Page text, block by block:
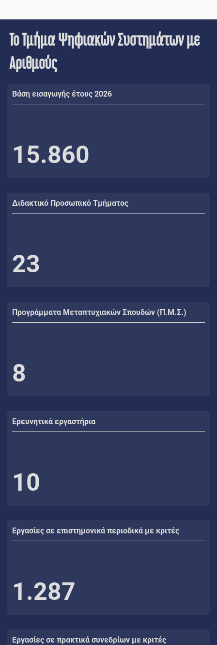
Το Τμήμα Ψηφιακών Συστημάτων με
Αριθμούς
Βάση εισαγωγής έτους 2026
15.860
Διδακτικό Προσωπικό Τμήματος
23
Προγράμματα Μεταπτυχιακών Σπουδών (Π.Μ.Σ.)
8
Ερευνητικά εργαστήρια
10
Εργασίες σε επιστημονικά περιοδικά με κριτές
1.287
Εργασίες σε πρακτικά συνεδρίων με κριτές